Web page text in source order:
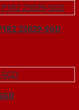
23029-SGD